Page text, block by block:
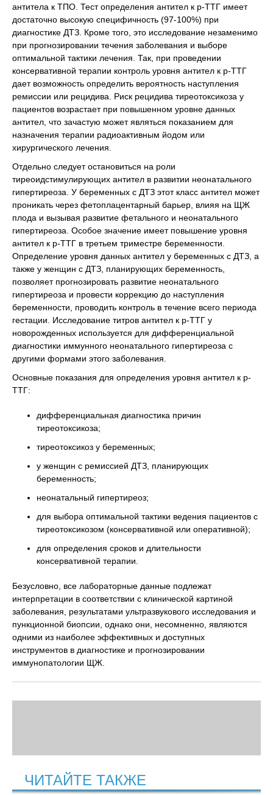
антитела к ТПО. Тест определения антител к р-ТТГ имеет
достаточно высокую специфичность (97-100%) при
диагностике ДТЗ. Кроме того, это исследование незаменимо
при прогнозировании течения заболевания и выборе
оптимальной тактики лечения. Так, при проведении
консервативной терапии контроль уровня антител к р-ТТГ
дает возможность определить вероятность наступления
ремиссии или рецидива. Риск рецидива тиреотоксикоза у
пациентов возрастает при повышенном уровне данных
антител, что зачастую может являться показанием для
назначения терапии радиоактивным йодом или
хирургического лечения.
Отдельно следует остановиться на роли
тиреоидстимулирующих антител в развитии неонатального
гипертиреоза. У беременных с ДТЗ этот класс антител может
проникать через фетоплацентарный барьер, влияя на ЩЖ
плода и вызывая развитие фетального и неонатального
гипертиреоза. Особое значение имеет повышение уровня
антител к р-ТТГ в третьем триместре беременности.
Определение уровня данных антител у беременных с ДТЗ, а
также у женщин с ДТЗ, планирующих беременность,
позволяет прогнозировать развитие неонатального
гипертиреоза и провести коррекцию до наступления
беременности, проводить контроль в течение всего периода
гестации. Исследование титров антител к р-ТТГ у
новорожденных используется для дифференциальной
диагностики иммунного неонатального гипертиреоза с
другими формами этого заболевания.
Основные показания для определения уровня антител к р-
ТТГ:
дифференциальная диагностика причин
тиреотоксикоза;
тиреотоксикоз у беременных;
у женщин с ремиссией ДТЗ, планирующих
беременность;
неонатальный гипертиреоз;
для выбора оптимальной тактики ведения пациентов с
тиреотоксикозом (консервативной или оперативной);
для определения сроков и длительности
консервативной терапии.
Безусловно, все лабораторные данные подлежат
интерпретации в соответствии с клинической картиной
заболевания, результатами ультразвукового исследования и
пункционной биопсии, однако они, несомненно, являются
одними из наиболее эффективных и доступных
инструментов в диагностике и прогнозировании
иммунопатологии ЩЖ.
ЧИТАЙТЕ ТАКЖЕ